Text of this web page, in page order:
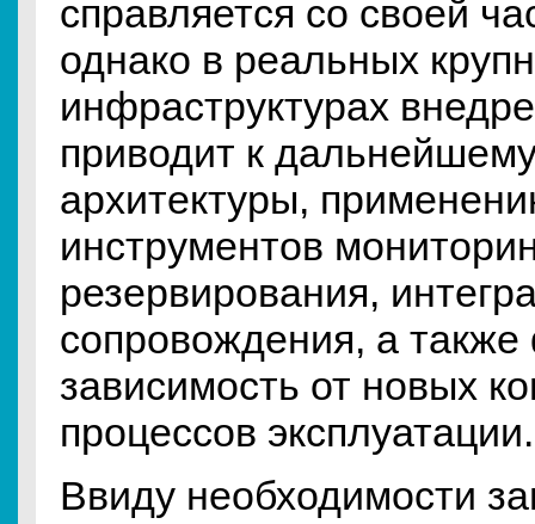
справляется со своей
однако в реальных
инфраструктурах
приводит к
архитектуры,
инструментов
резервирования,
сопровождения, а
зависимость от новых
процессов эксплуатации.
Ввиду необходимости